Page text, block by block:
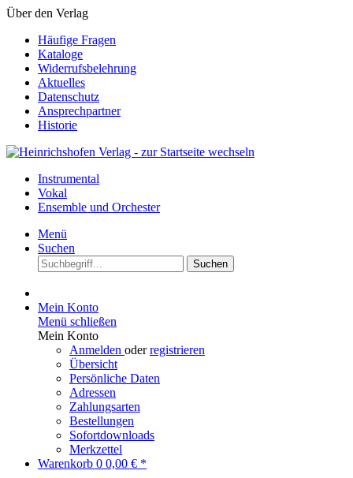
Über den Verlag
Häufige Fragen
Kataloge
Widerrufsbelehrung
Aktuelles
Datenschutz
Ansprechpartner
Historie
Instrumental
Vokal
Ensemble und Orchester
Menü
Suchen
Suchen
Mein Konto
Menü schließen
Mein Konto
Anmelden oderregistrieren
Übersicht
Persönliche Daten
Adressen
Zahlungsarten
Bestellungen
Sofortdownloads
Merkzettel
Warenkorb 0 0,00 € *